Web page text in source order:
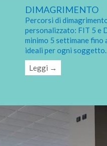
DIMAGRIMENTO
Percorsi di
personalizzato: FIT 5 e
minimo 5 settimane fino
ideali per ogni
Leggi →